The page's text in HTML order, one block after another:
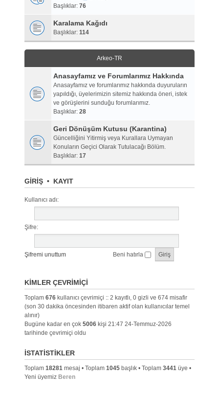
Başlıklar: 76
Karalama Kağıdı
Başlıklar: 114
Arkeo-TR
Anasayfamız ve Forumlarımız Hakkında
Anasayfamız ve forumlarımız hakkında duyuruların
yapıldığı, üyelerimizin sitemiz hakkında öneri, istek
ve görüşlerini sunduğu forumlarımız.
Başlıklar: 28
Geri Dönüşüm Kutusu (Karantina)
Güncelliğini Yitirmiş veya Kurallara Uymayan
Konuların Geçici Olarak Tutulacağı Bölüm.
Başlıklar: 17
GIRIŞ• KAYIT
Kullanıcı adı:
Şifre:
Şifremi unuttum Beni hatırla
KIMLER ÇEVRIMIÇI
Toplam 676kullanıcı çevrimiçi :: 2 kayıtlı, 0 gizli ve 674 misafir
(son 30 dakika öncesinden itibaren aktif olan kullanıcılar temel
alınır)
Bugüne kadar en çok 5006kişi 21:47 24-Temmuz-2026
tarihinde çevrimiçi oldu
İSTATISTIKLER
Toplam 18281mesaj • Toplam 1045başlık • Toplam 3441üye •
Yeni üyemiz Beren